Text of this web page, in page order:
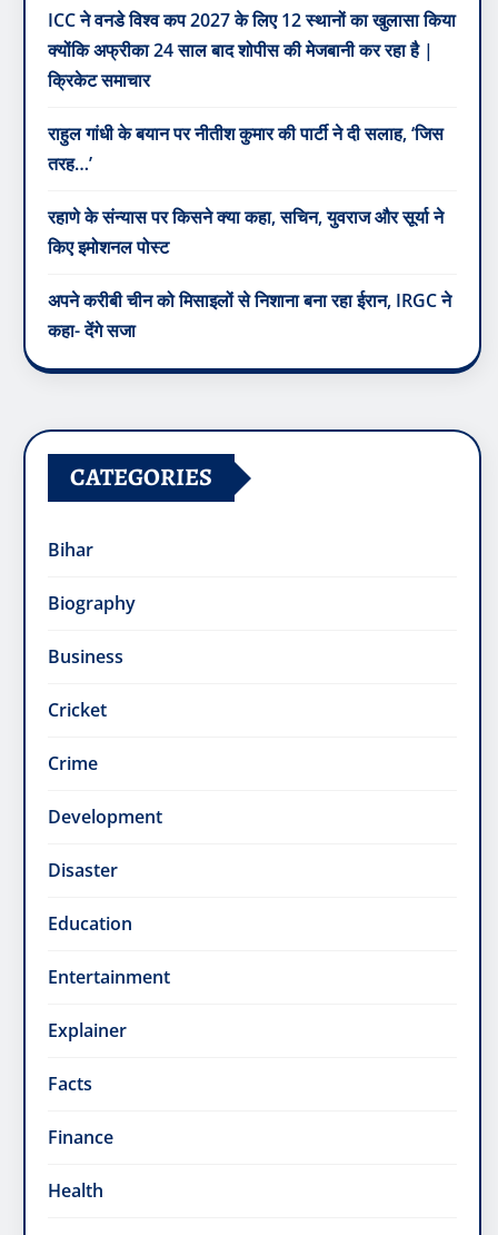
ICC ने वनडे विश्व कप 2027 के लिए 12 स्थानों का खुलासा किया
क्योंकि अफ्रीका 24 साल बाद शोपीस की मेजबानी कर रहा है |
क्रिकेट समाचार
राहुल गांधी के बयान पर नीतीश कुमार की पार्टी ने दी सलाह, ‘जिस
तरह…’
रहाणे के संन्यास पर किसने क्या कहा, सचिन, युवराज और सूर्या ने
किए इमोशनल पोस्ट
अपने करीबी चीन को मिसाइलों से निशाना बना रहा ईरान, IRGC ने
कहा- देंगे सजा
CATEGORIES
Bihar
Biography
Business
Cricket
Crime
Development
Disaster
Education
Entertainment
Explainer
Facts
Finance
Health